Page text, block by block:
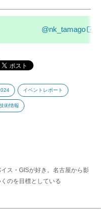
@nk_tamago
イベントレポート
術情報
ス・GISが好き。名古屋から影
のを目標としている